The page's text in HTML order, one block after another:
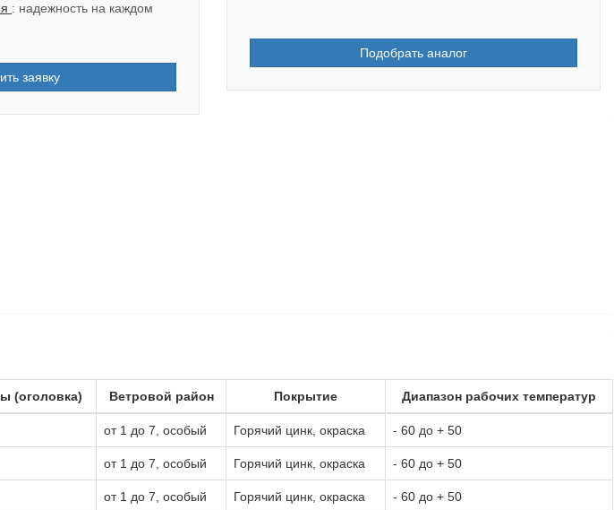
: надежность на каждом
заявку
Подобрать аналог
(оголовка) Ветровой район Покрытие Диапазон рабочих температур
от 1 до 7, особый Горячий цинк, окраска - 60 до + 50
от 1 до 7, особый Горячий цинк, окраска - 60 до + 50
от 1 до 7, особый Горячий цинк, окраска - 60 до + 50